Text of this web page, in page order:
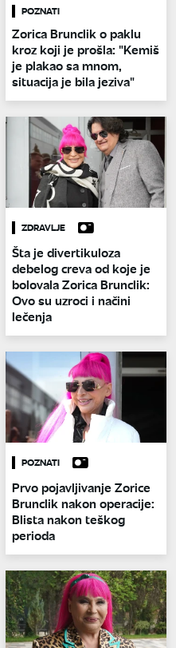
POZNATI
Zorica Brunclik o paklu
kroz koji je prošla: "Kemiš
je plakao sa mnom,
situacija je bila jeziva"
ZDRAVLJE
Šta je divertikuloza
debelog creva od koje je
bolovala Zorica Brunclik:
Ovo su uzroci i načini
lečenja
POZNATI
Prvo pojavljivanje Zorice
Brunclik nakon operacije:
Blista nakon teškog
perioda